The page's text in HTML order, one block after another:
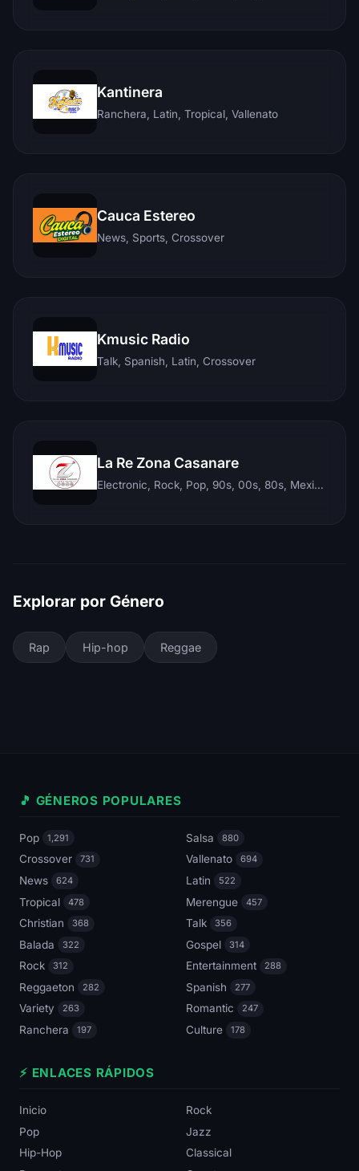
Kantinera
Ranchera, Latin, Tropical, Vallenato
Cauca Estereo
News, Sports, Crossover
Kmusic Radio
Talk, Spanish, Latin, Crossover
La Re Zona Casanare
Electronic, Rock, Pop, 90s, 00s, 80s, Mexican, Ranchera, Reggaeton, Instrumental, Salsa, Merengue, Tropical, Romantic, Vallenato, Llanera
Explorar por Género
Rap Hip-hop Reggae
🎵 GÉNEROS POPULARES
Pop 1,291 Salsa 880
Crossover 731 Vallenato 694
News 624 Latin 522
Tropical 478 Merengue 457
Christian 368 Talk 356
Balada 322 Gospel 314
Rock 312 Entertainment 288
Reggaeton 282 Spanish 277
Variety 263 Romantic 247
Ranchera 197 Culture 178
⚡ ENLACES RÁPIDOS
Inicio
Rock
Pop
Jazz
Hip-Hop
Classical